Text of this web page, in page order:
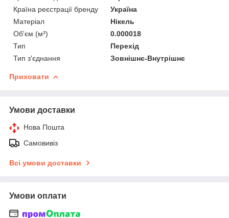
Країна реєстрації бренду
Україна
Матеріал
Нікель
Об'єм (м³)
0.000018
Тип
Перехід
Тип з'єднання
Зовнішнє-Внутрішнє
Приховати
Умови доставки
Нова Пошта
Самовивіз
Всі умови доставки
Умови оплати